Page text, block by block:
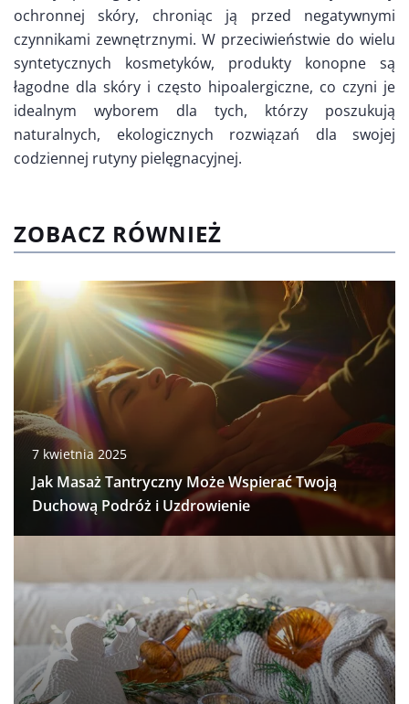
ochronnej skóry, chroniąc ją przed negatywnymi
czynnikami zewnętrznymi. W przeciwieństwie do wielu
syntetycznych kosmetyków, produkty konopne są
łagodne dla skóry i często hipoalergiczne, co czyni je
idealnym wyborem dla tych, którzy poszukują
naturalnych, ekologicznych rozwiązań dla swojej
codziennej rutyny pielęgnacyjnej.
ZOBACZ RÓWNIEŻ
7 kwietnia 2025
Jak Masaż Tantryczny Może Wspierać Twoją
Duchową Podróż i Uzdrowienie